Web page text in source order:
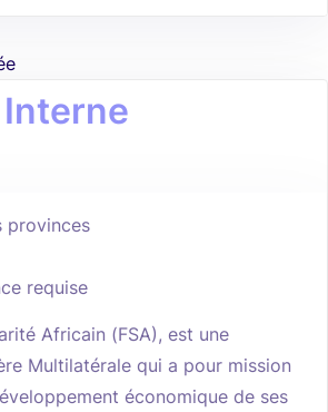
provinces
requise
Africain (FSA), est une
Multilatérale qui a pour mission
économique de ses